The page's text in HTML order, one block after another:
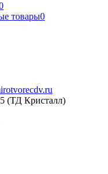
товары0
(ТД Кристалл)